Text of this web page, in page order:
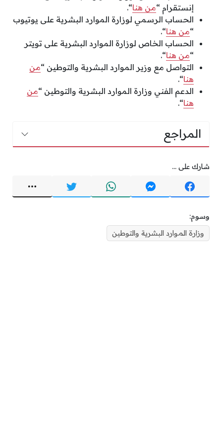
إنستقرام “من هنا“.
الحساب الرسمي لوزارة الموارد البشرية على يوتيوب
“من هنا“.
الحساب الخاص لوزارة الموارد البشرية على تويتر
“من هنا“.
التواصل مع وزير الموارد البشرية والتوطين “من
هنا“.
الدعم الفني وزارة الموارد البشرية والتوطين “من
هنا“.
المراجع
شارك على ...
وسوم:
وزارة الموارد البشرية والتوطين